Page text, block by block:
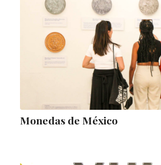
Monedas de México